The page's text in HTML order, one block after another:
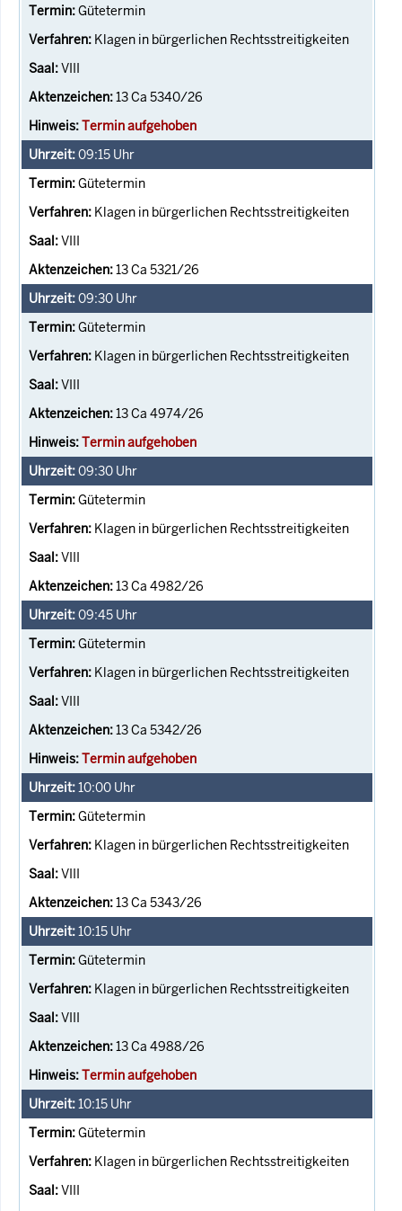
Gütetermin
Klagen in bürgerlichen Rechtsstreitigkeiten
VIII
13 Ca 5340/26
Termin aufgehoben
09:15 Uhr
Gütetermin
Klagen in bürgerlichen Rechtsstreitigkeiten
VIII
13 Ca 5321/26
09:30 Uhr
Gütetermin
Klagen in bürgerlichen Rechtsstreitigkeiten
VIII
13 Ca 4974/26
Termin aufgehoben
09:30 Uhr
Gütetermin
Klagen in bürgerlichen Rechtsstreitigkeiten
VIII
13 Ca 4982/26
09:45 Uhr
Gütetermin
Klagen in bürgerlichen Rechtsstreitigkeiten
VIII
13 Ca 5342/26
Termin aufgehoben
10:00 Uhr
Gütetermin
Klagen in bürgerlichen Rechtsstreitigkeiten
VIII
13 Ca 5343/26
10:15 Uhr
Gütetermin
Klagen in bürgerlichen Rechtsstreitigkeiten
VIII
13 Ca 4988/26
Termin aufgehoben
10:15 Uhr
Gütetermin
Klagen in bürgerlichen Rechtsstreitigkeiten
VIII